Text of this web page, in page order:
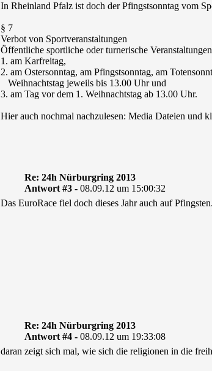
In Rheinland Pfalz ist doch der Pfingstsonntag vom
§ 7
Verbot von Sportveranstaltungen
Öffentliche sportliche oder turnerische
1. am Karfreitag,
2. am Ostersonntag, am Pfingstsonntag, am
Weihnachtstag jeweils bis 13.00 Uhr und
3. am Tag vor dem 1. Weihnachtstag ab 13.00 Uhr.
Hier auch nochmal nachzulesen: Media Dateien
Re: 24h Nürburgring 2013
Antwort #3 - 08.09.12 um 15:00:32
Das EuroRace fiel doch dieses Jahr auch auf Pfingsten.
Re: 24h Nürburgring 2013
Antwort #4 - 08.09.12 um 19:33:08
daran zeigt sich mal, wie sich die religionen in die